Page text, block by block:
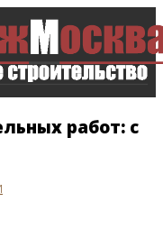
работ: с